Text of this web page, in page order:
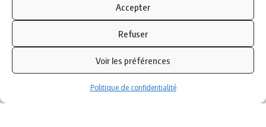
Accepter
Refuser
Voir les préférences
Politique de confidentialité